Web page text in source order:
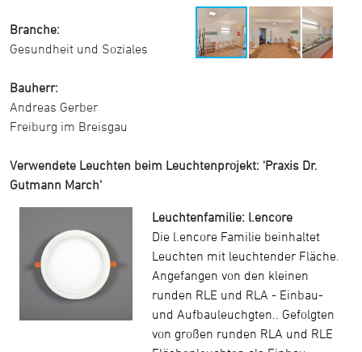
Branche:
Gesundheit und Soziales
Bauherr:
Andreas Gerber
Freiburg im Breisgau
Verwendete Leuchten beim Leuchtenprojekt: 'Praxis Dr.
Gutmann March'
Leuchtenfamilie: l.encore
Die l.encore Familie beinhaltet
Leuchten mit leuchtender Fläche.
Angefangen von den kleinen
runden RLE und RLA - Einbau-
und Aufbauleuchgten.. Gefolgten
von großen runden RLA und RLE